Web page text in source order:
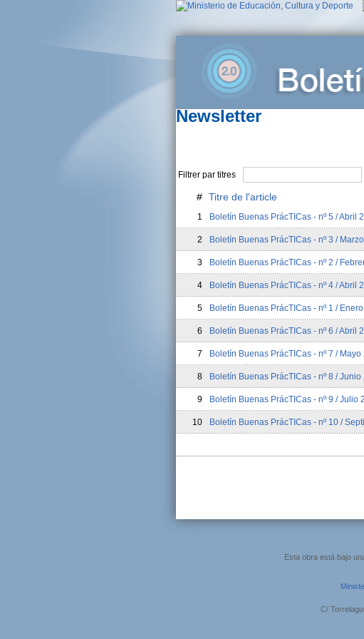
Newsletter
Filtrer par titres
# Titre de l'article
1 Boletín Buenas PrácTICas - nº 5 / Abril
2 Boletín Buenas PrácTICas - nº 3 /
3 Boletín Buenas PrácTICas - nº 2 /
4 Boletín Buenas PrácTICas - nº 4 / Abril
5 Boletín Buenas PrácTICas - nº 1 /
6 Boletín Buenas PrácTICas - nº 6 / Abril
7 Boletín Buenas PrácTICas - nº 7 / Mayo
8 Boletín Buenas PrácTICas - nº 8 / Junio
9 Boletín Buenas PrácTICas - nº 9 / Julio
10 Boletín Buenas PrácTICas - nº 10 /
Esta obra está bajo
C/